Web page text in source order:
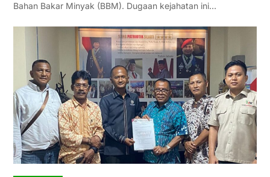
Bahan Bakar Minyak (BBM). Dugaan kejahatan ini…